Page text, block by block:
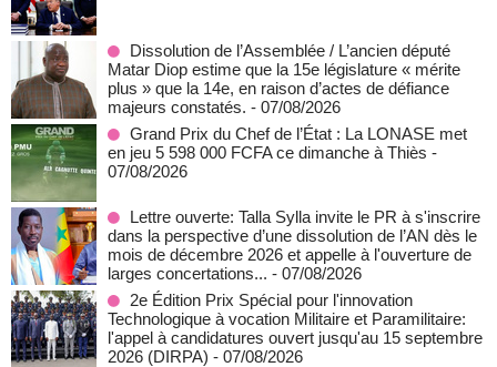
Dissolution de l’Assemblée / L’ancien député
Matar Diop estime que la 15e législature « mérite
plus » que la 14e, en raison d’actes de défiance
majeurs constatés. - 07/08/2026
Grand Prix du Chef de l’État : La LONASE met
en jeu 5 598 000 FCFA ce dimanche à Thiès -
07/08/2026
Lettre ouverte: Talla Sylla invite le PR à s'inscrire
dans la perspective d’une dissolution de l’AN dès le
mois de décembre 2026 et appelle à l'ouverture de
larges concertations... - 07/08/2026
2e Édition Prix Spécial pour l'innovation
Technologique à vocation Militaire et Paramilitaire:
l'appel à candidatures ouvert jusqu'au 15 septembre
2026 (DIRPA) - 07/08/2026